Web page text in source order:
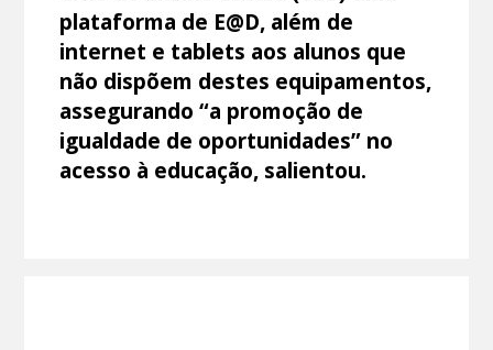
plataforma de E@D, além de
internet e tablets aos alunos que
não dispõem destes equipamentos,
assegurando “a promoção de
igualdade de oportunidades” no
acesso à educação, salientou.